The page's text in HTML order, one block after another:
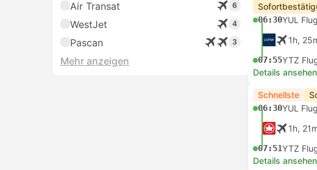
Air Transat 6
WestJet 4
Pascan 3
Mehr anzeigen
06:30YUL
1h,
07:55YTZ
Details ansehen
Schnellste
06:30YUL
1h,
07:51YTZ
Details ansehen